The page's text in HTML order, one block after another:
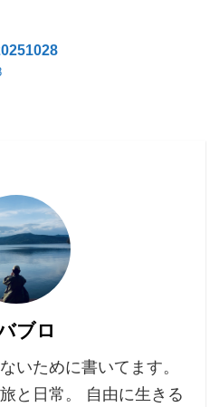
ブロ
いために書いてます。
と日常。 自由に生きる